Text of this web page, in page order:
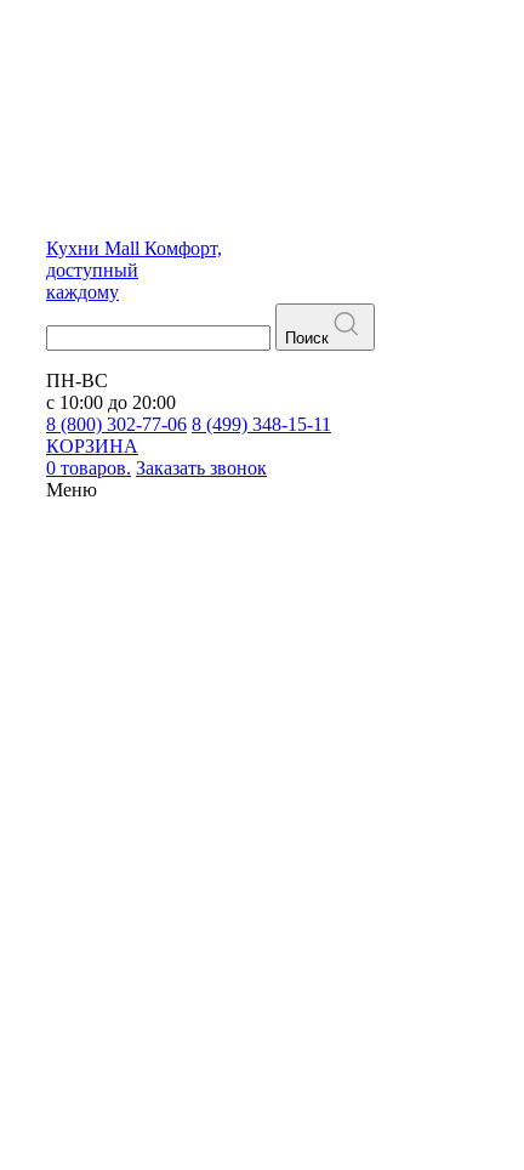
Кухни Mall Комфорт,
доступный
каждому
Поиск
ПН-ВС
с 10:00 до 20:00
8 (800) 302-77-06 8 (499) 348-15-11
КОРЗИНА
0 товаров. Заказать звонок
Меню